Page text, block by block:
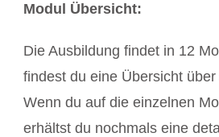
Modul Übersicht:
Die Ausbildung findet in 12
findest du eine Übersicht über
Wenn du auf die einzelnen
erhältst du nochmals eine